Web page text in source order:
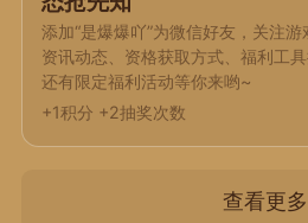
添加“是爆爆吖”为微信好友，关注游
资讯动态、资格获取方式、福利工具
还有限定福利活动等你来哟~
+1积分 +2抽奖次数
查看更多